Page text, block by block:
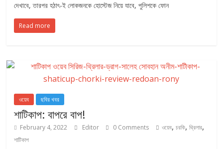
দেখাবে, তারপর হঠাৎ-ই লোকজনকে হোস্টেজ নিয়ে যাবে, পুলিশকে ফোন
Read more
ওয়েব ছবির খবর
শাটিকাপ: বাপরে বাপ!
February 4, 2022 Editor 0 Comments ওয়েব,চরকি,থ্রিলার,
শাটিকাপ